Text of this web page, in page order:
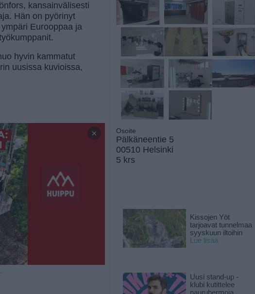
kansainvälisesti
Hän on pyörinyt
Eurooppaa ja
hyvin kammatut
uusissa kuvioissa,
× Osoite
Pälkäneentie 5
00510 Helsinki
5 krs
Kissojen Yöt
tarjoavat tunnelmaa
syyskuun iltoihin
Lue lisää
Uusi stand-up -
klubi kutittelee